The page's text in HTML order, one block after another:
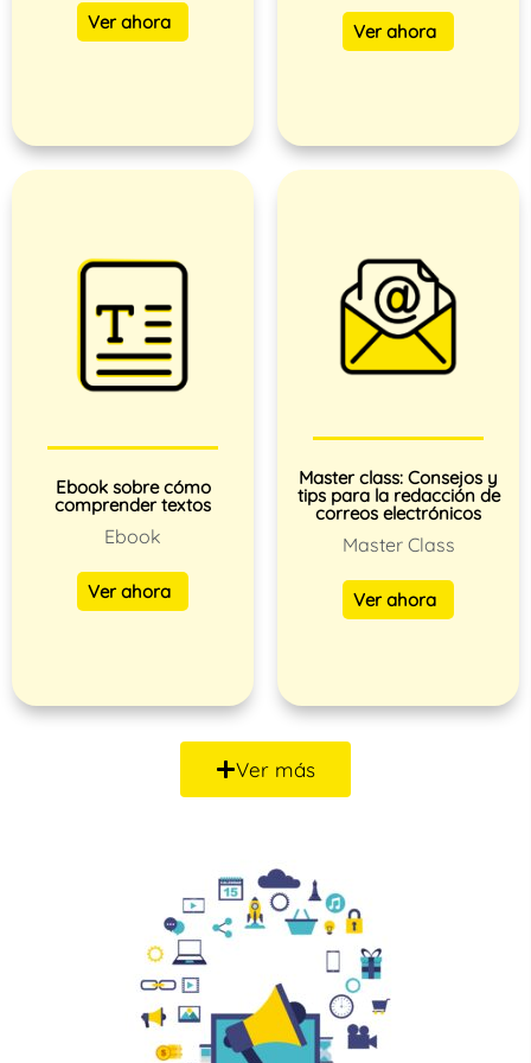
Ver ahora Ver ahora
Ebook sobre cómo
comprender textos
Ebook
Ver ahora
Master class: Consejos y
tips para la redacción de
correos electrónicos
Master Class
Ver ahora
Ver más